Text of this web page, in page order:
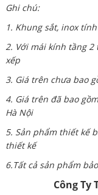
Ghi chú:
1. Khung sắt, inox
2. Với mái kính tầng
xếp
3. Giá trên chưa bao
4. Giá trên đã bao
Hà Nội
5. Sản phẩm thiết kế
thiết kế
6.Tất cả sản phẩm
Công Ty